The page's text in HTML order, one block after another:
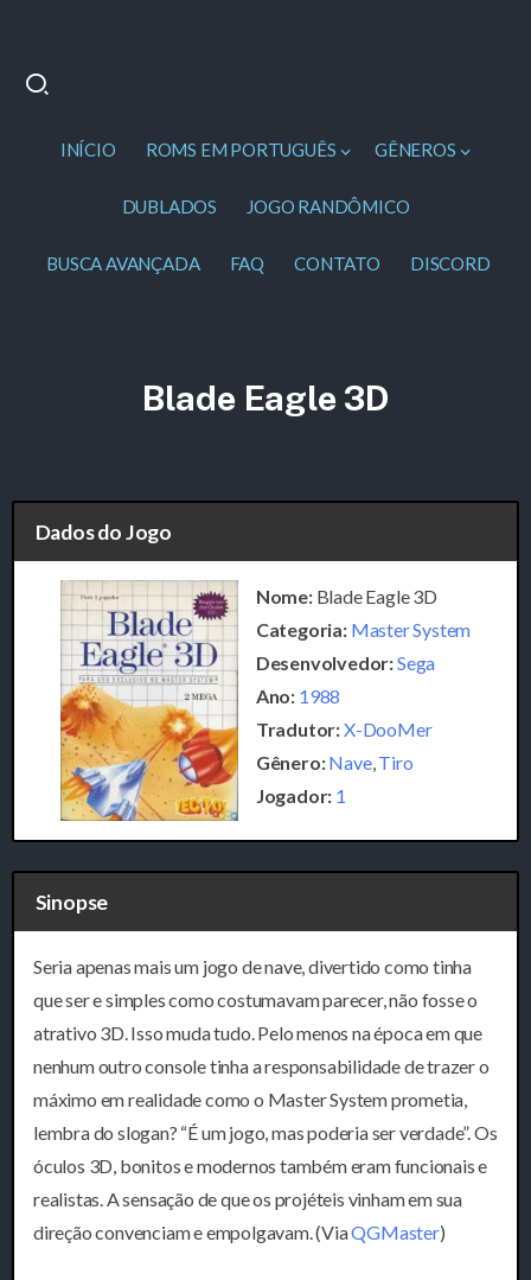
INÍCIO ROMS EM PORTUGUÊS GÊNEROS
DUBLADOS JOGO RANDÔMICO
BUSCA AVANÇADA FAQ CONTATO DISCORD
Blade Eagle 3D
Dados do Jogo
Nome:Blade Eagle 3D
Categoria: Master System
Desenvolvedor:Sega
Ano: 1988
Tradutor:X-DooMer
Gênero:Nave, Tiro
Jogador: 1
Sinopse
Seria apenas mais um jogo de nave, divertido como tinha
que ser e simples como costumavam parecer, não fosse o
atrativo 3D. Isso muda tudo. Pelo menos na época em que
nenhum outro console tinha a responsabilidade de trazer o
máximo em realidade como o Master System prometia,
lembra do slogan? “É um jogo, mas poderia ser verdade”. Os
óculos 3D, bonitos e modernos também eram funcionais e
realistas. A sensação de que os projéteis vinham em sua
direção convenciam e empolgavam. (ViaQGMaster)